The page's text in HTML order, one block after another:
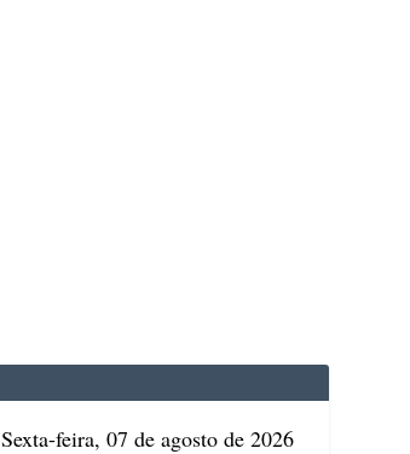
Sexta-feira, 07 de agosto de 2026